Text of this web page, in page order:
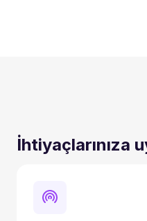
İhtiyaçlarınıza